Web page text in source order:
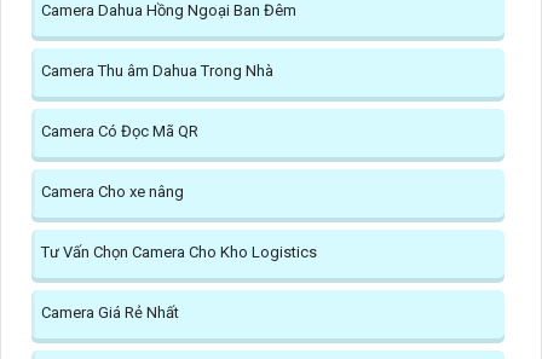
Camera Dahua Hồng Ngoại Ban Đêm
Camera Thu âm Dahua Trong Nhà
Camera Có Đọc Mã QR
Camera Cho xe nâng
Tư Vấn Chọn Camera Cho Kho Logistics
Camera Giá Rẻ Nhất